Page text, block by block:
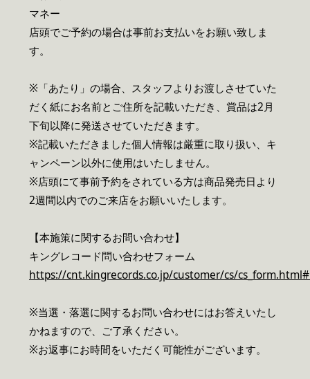
マネー
店頭でご予約の場合は事前お支払いをお願い致しま
す。
※「あたり」の場合、スタッフよりお渡しさせていた
だく紙にお名前とご住所を記載いただき、賞品は2月
下旬以降に発送させていただきます。
※記載いただきました個人情報は厳重に取り扱い、キ
ャンペーン以外に使用はいたしません。
※店頭にて事前予約をされている方は商品発売日より
2週間以内でのご来店をお願いいたします。
【本施策に関するお問い合わせ】
キングレコード問い合わせフォーム
https://cnt.kingrecords.co.jp/customer/cs/
※当選・落選に関するお問い合わせにはお答えいたし
かねますので、ご了承ください。
※お返事にお時間をいただく可能性がございます。